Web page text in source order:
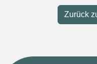
Zurück